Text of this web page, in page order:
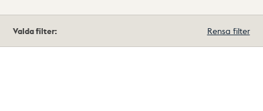
träffar
Valda filter: Rensa filter